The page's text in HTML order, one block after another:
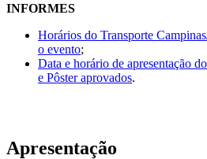
INFORMES
Horários do Transporte
o evento;
Data e horário de apresentação
e Pôster aprovados.
Apresentação